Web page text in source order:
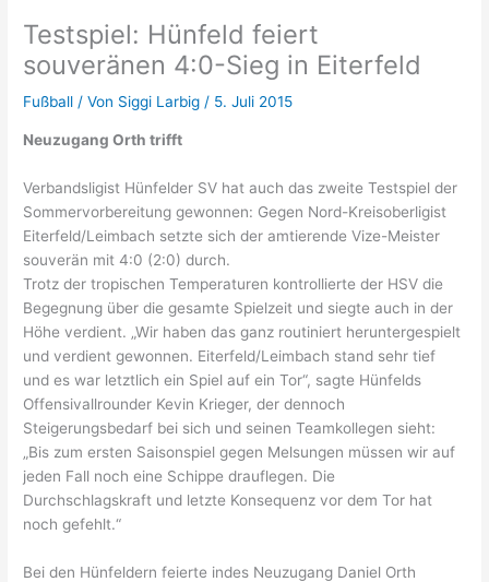
Testspiel: Hünfeld feiert
souveränen 4:0-Sieg in Eiterfeld
Fußball / Von Siggi Larbig/ 5. Juli 2015
Neuzugang Orth trifft
Verbandsligist Hünfelder SV hat auch das zweite Testspiel der
Sommervorbereitung gewonnen: Gegen Nord-Kreisoberligist
Eiterfeld/Leimbach setzte sich der amtierende Vize-Meister
souverän mit 4:0 (2:0) durch.
Trotz der tropischen Temperaturen kontrollierte der HSV die
Begegnung über die gesamte Spielzeit und siegte auch in der
Höhe verdient. „Wir haben das ganz routiniert heruntergespielt
und verdient gewonnen. Eiterfeld/Leimbach stand sehr tief
und es war letztlich ein Spiel auf ein Tor“, sagte Hünfelds
Offensivallrounder Kevin Krieger, der dennoch
Steigerungsbedarf bei sich und seinen Teamkollegen sieht:
„Bis zum ersten Saisonspiel gegen Melsungen müssen wir auf
jeden Fall noch eine Schippe drauflegen. Die
Durchschlagskraft und letzte Konsequenz vor dem Tor hat
noch gefehlt.“
Bei den Hünfeldern feierte indes Neuzugang Daniel Orth